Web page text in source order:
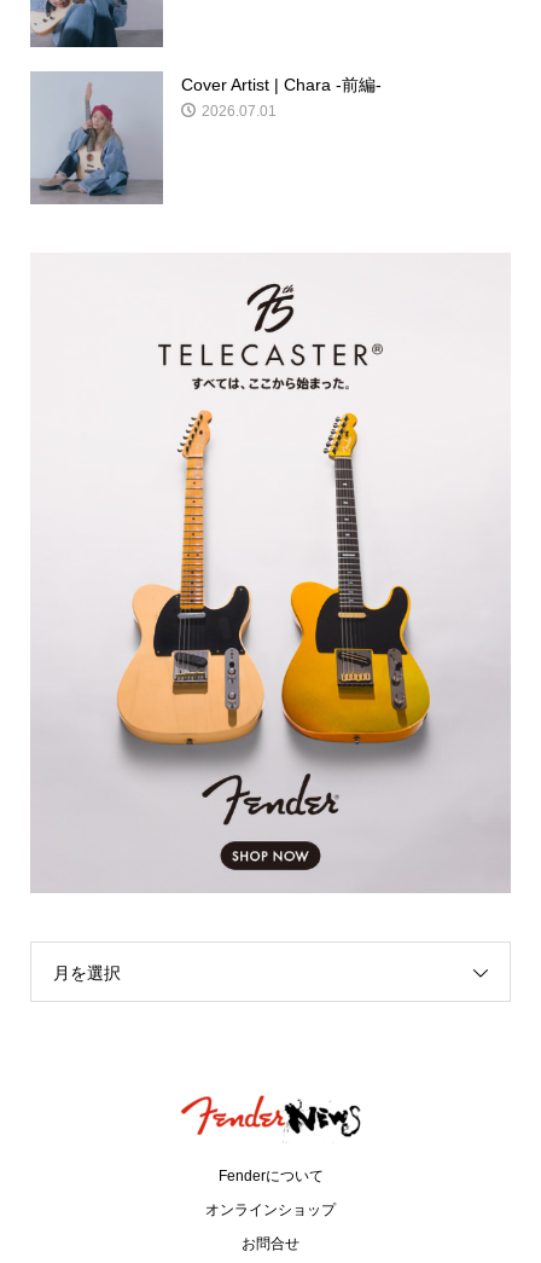
Cover Artist | Chara -前編-
2026.07.01
月を選択
Fenderについて
オンラインショップ
お問合せ